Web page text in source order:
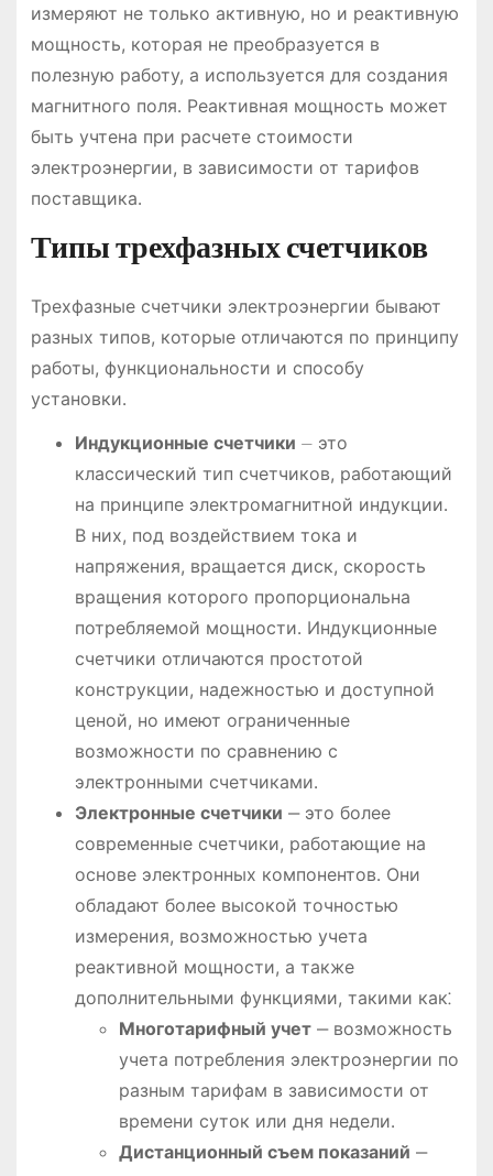
измеряют не только активную, но и реактивную
мощность, которая не преобразуется в
полезную работу, а используется для создания
магнитного поля․ Реактивная мощность может
быть учтена при расчете стоимости
электроэнергии, в зависимости от тарифов
поставщика․
Типы трехфазных счетчиков
Трехфазные счетчики электроэнергии бывают
разных типов, которые отличаются по принципу
работы, функциональности и способу
установки․
Индукционные счетчики ⏤ это
классический тип счетчиков, работающий
на принципе электромагнитной индукции․
В них, под воздействием тока и
напряжения, вращается диск, скорость
вращения которого пропорциональна
потребляемой мощности․ Индукционные
счетчики отличаются простотой
конструкции, надежностью и доступной
ценой, но имеют ограниченные
возможности по сравнению с
электронными счетчиками․
Электронные счетчики ‒ это более
современные счетчики, работающие на
основе электронных компонентов․ Они
обладают более высокой точностью
измерения, возможностью учета
реактивной мощности, а также
дополнительными функциями, такими как⁚
Многотарифный учет‒ возможность
учета потребления электроэнергии по
разным тарифам в зависимости от
времени суток или дня недели․
Дистанционный съем показаний ‒